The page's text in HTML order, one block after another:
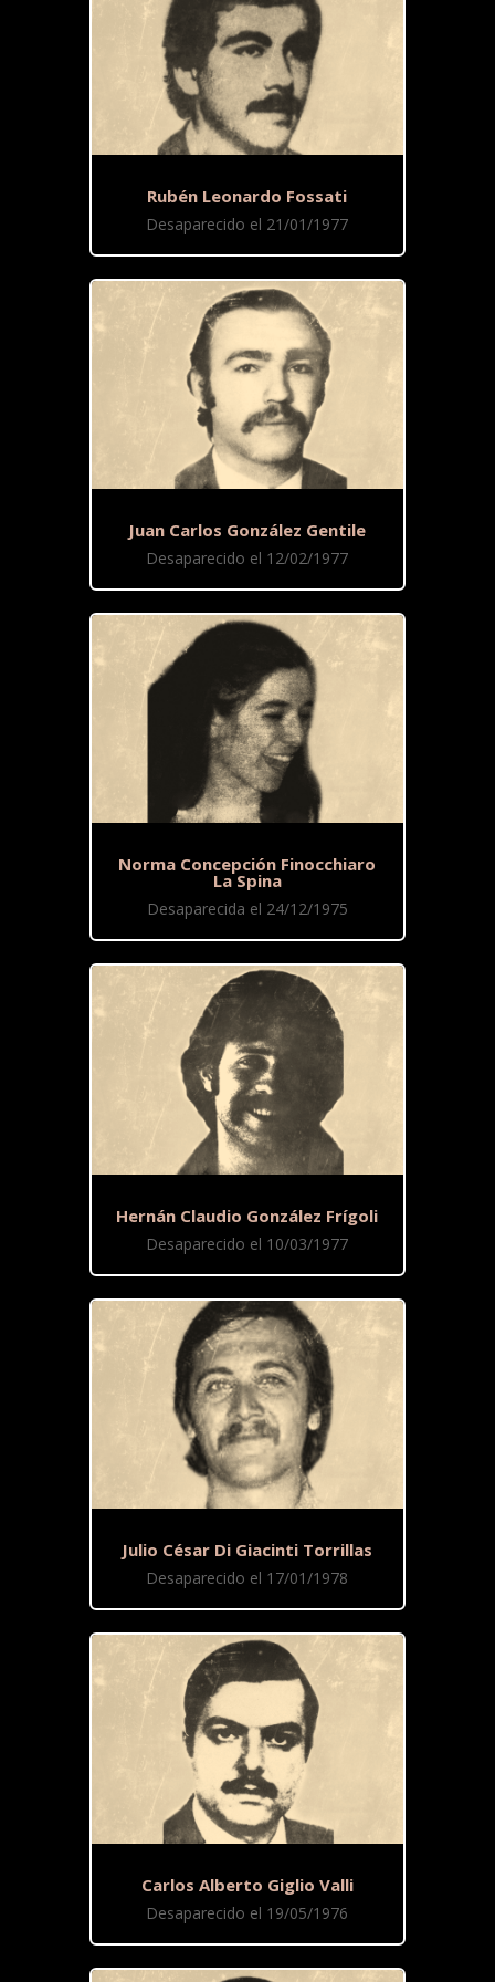
Rubén Leonardo Fossati
Desaparecido el 21/01/1977
Juan Carlos González Gentile
Desaparecido el 12/02/1977
Norma Concepción Finocchiaro
La Spina
Desaparecida el 24/12/1975
Hernán Claudio González Frígoli
Desaparecido el 10/03/1977
Julio César Di Giacinti Torrillas
Desaparecido el 17/01/1978
Carlos Alberto Giglio Valli
Desaparecido el 19/05/1976